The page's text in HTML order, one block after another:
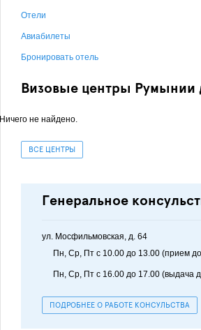
Отели
Авиабилеты
Бронировать отель
Визовые центры Румынии
Ничего не найдено.
ВСЕ ЦЕНТРЫ
Генеральное
ул. Мосфильмовская, д. 64
Пн, Ср, Пт с 10.00 до 13.00 (прием
Пн, Ср, Пт с 16.00 до 17.00 (выдача
ПОДРОБНЕЕ О РАБОТЕ КОНСУЛЬСТВА